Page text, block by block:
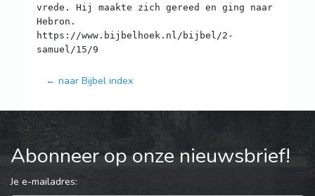
vrede. Hij maakte zich gereed en ging naar
Hebron.
https://www.bijbelhoek.nl/bijbel/2-
← naar Bijbel index
Abonneer op onze nieuwsbrief!
Je e-mailadres: